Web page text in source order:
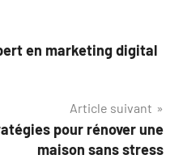
en marketing digital
Article suivant
pour rénover une
maison sans stress